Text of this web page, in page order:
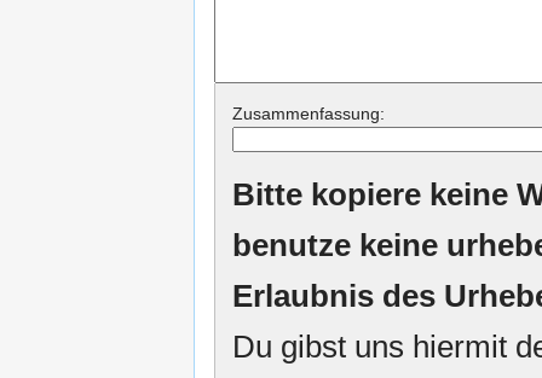
Zusammenfassung:
Bitte kopiere keine
benutze keine
Erlaubnis des
Du gibst uns hiermit